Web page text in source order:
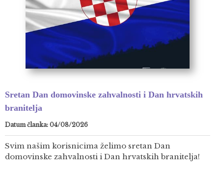
Sretan Dan domovinske zahvalnosti i Dan hrvatskih
branitelja
Datum članka: 04/08/2026
Svim našim korisnicima želimo sretan Dan
domovinske zahvalnosti i Dan hrvatskih branitelja!